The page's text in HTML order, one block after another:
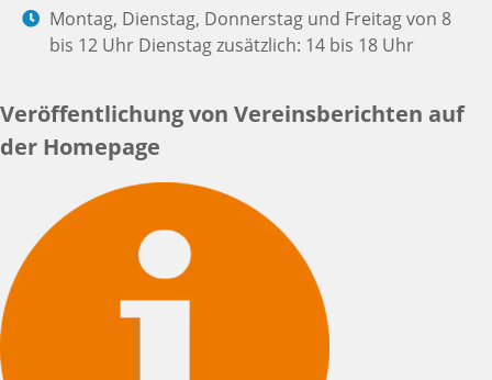
Montag, Dienstag, Donnerstag und Freitag von 8
bis 12 Uhr Dienstag zusätzlich: 14 bis 18 Uhr
Veröffentlichung von Vereinsberichten auf
der Homepage